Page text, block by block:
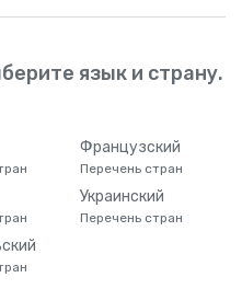
язык и страну.
Французский
Перечень стран
Украинский
Перечень стран